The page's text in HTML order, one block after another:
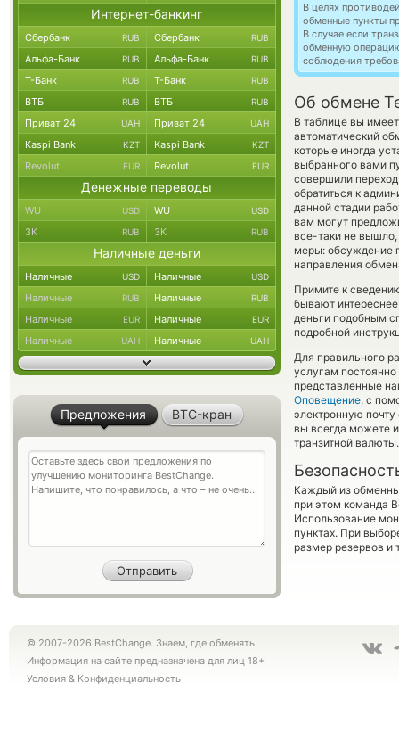
В целях
обменные пункты
В случае если
обменную
соблюдения
Об обмене
В таблице вы
автоматический
которые иногда
выбранного вами
совершили
обратиться к
данной стадии
вам могут
все-таки не
меры: обсуждение
направления
Примите к
бывают
деньги подобным
подробной
Для правильного
услугам
представленные
Оповещение, с
электронную
вы всегда можете
транзитной валюты.
Каждый из
при этом команда
Использование
пунктах. При
размер резервов и
Интернет-банкинг
Сбербанк RUB Сбербанк RUB
Альфа-Банк RUB Альфа-Банк RUB
Т-Банк RUB Т-Банк RUB
ВТБ RUB ВТБ RUB
Приват 24 UAH Приват 24 UAH
Kaspi Bank KZT Kaspi Bank KZT
Revolut EUR Revolut EUR
Денежные переводы
WU USD WU USD
ЗК RUB ЗК RUB
Наличные деньги
Наличные USD Наличные USD
Наличные RUB Наличные RUB
Наличные EUR Наличные EUR
Наличные UAH Наличные UAH
Предложения BTC-кран
© 2007-2026 BestChange. Знаем, где обменять!
Информация на сайте предназначена для лиц 18+
Условия & Конфиденциальность